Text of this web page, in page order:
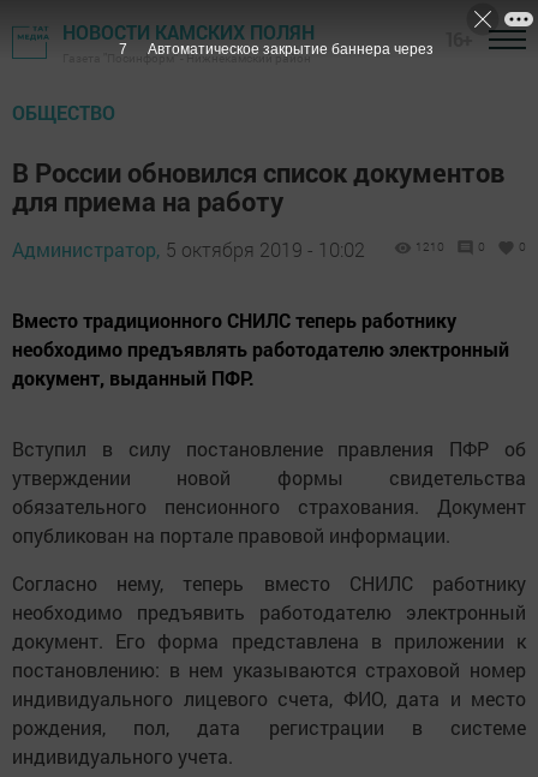
НОВОСТИ КАМСКИХ ПОЛЯН
Газета "Посинформ" - Нижнекамский район
ОБЩЕСТВО
В России обновился список документов
для приема на работу
Администратор, 5 октября 2019 - 10:02 1210 0 0
Вместо традиционного СНИЛС теперь работнику
необходимо предъявлять работодателю электронный
документ, выданный ПФР.
Вступил в силу постановление правления ПФР об
утверждении новой формы свидетельства
обязательного пенсионного страхования. Документ
опубликован на портале правовой информации.
Согласно нему, теперь вместо СНИЛС работнику
необходимо предъявить работодателю электронный
документ. Его форма представлена в приложении к
постановлению: в нем указываются страховой номер
индивидуального лицевого счета, ФИО, дата и место
рождения, пол, дата регистрации в системе
индивидуального учета.
6 Автоматическое закрытие баннера через